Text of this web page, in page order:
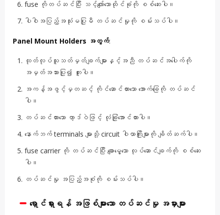
fuse ကိုတပ်ဆင်ပြီး သင့်လျော်သောထိုင်ခုံကို စစ်ဆေးပါ။
ပါဝါအပြည့်အသုံးမပြုမီ တပ်ဆင်မှုကို စမ်းသပ်ပါ။
Panel Mount Holders အတွက်:
ထုတ်လုပ်သူသတ်မှတ်ချက်များနှင့်အညီ တပ်ဆင်အပေါက်ကို
အမှတ်အသားပြု၍ တူးပါ။
အကန့်အဖွင့်မှတဆင့် ကိုင်ဆောင်ထားသော အောက်ခြေကို တပ်ဆင်
ပါ။
တပ်ဆင်ထားသော ဟာ့ဒ်ဝဲဖြင့် လုံခြုံအောင်ထားပါ။
နောက်ဘက် terminals များသို့ circuit ဝါယာကြိုးများကို ချိတ်ဆက်ပါ။
fuse carrier ကို တပ်ဆင်ပြီး ချောမွေ့သော လုပ်ဆောင်ချက်ကို စစ်ဆေး
ပါ။
တပ်ဆင်မှု အပြည့်အစုံကို စမ်းသပ်ပါ။
ရှောင်ရှားရန် အဖြစ်များသော တပ်ဆင်မှု အမှားများ